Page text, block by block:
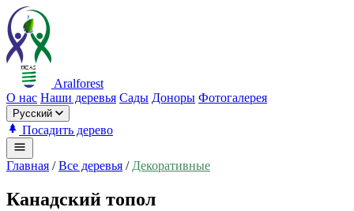
Aralforest
О нас Наши деревья Сады Доноры Фотогалерея
Русский
Посадить дерево
Главная / Все деревья / Декоративные
Канадский топол